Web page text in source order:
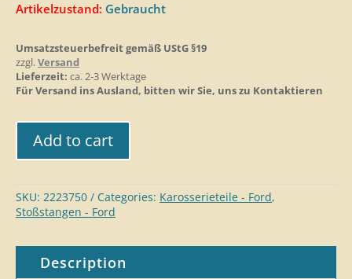
Artikelzustand: Gebraucht
Umsatzsteuerbefreit gemäß UStG §19
zzgl.Versand
Lieferzeit: ca. 2-3 Werktage
Für Versand ins Ausland, bitten wir Sie, uns zu Kontaktieren
Add to cart
SKU: 2223750 Categories: Karosserieteil​e - Ford,
Stoßstangen - Ford
Description